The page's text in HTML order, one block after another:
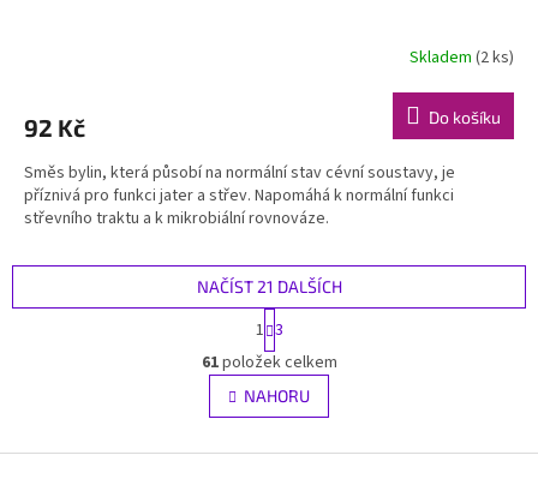
Skladem (2 ks)
92 Kč Do košíku
Směs bylin, která působí na normální stav cévní soustavy, je
příznivá pro funkci jater a střev. Napomáhá k normální funkci
střevního traktu a k mikrobiální rovnováze.
O
v
l
á
NAČÍST 21 DALŠÍCH
t
r
á
n
k
v
1 3
61položek celkem
NAHORU